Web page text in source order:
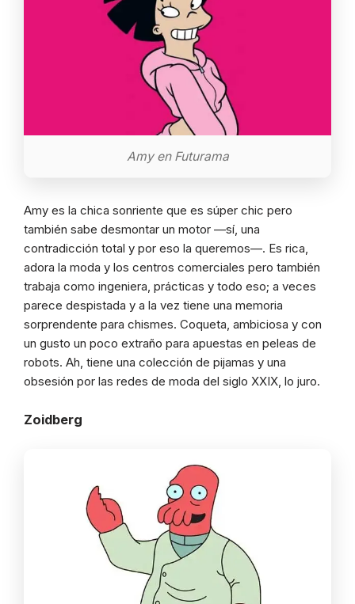
Amy en Futurama
Amy es la chica sonriente que es súper chic pero
también sabe desmontar un motor —sí, una
contradicción total y por eso la queremos—. Es rica,
adora la moda y los centros comerciales pero también
trabaja como ingeniera, prácticas y todo eso; a veces
parece despistada y a la vez tiene una memoria
sorprendente para chismes. Coqueta, ambiciosa y con
un gusto un poco extraño para apuestas en peleas de
robots. Ah, tiene una colección de pijamas y una
obsesión por las redes de moda del siglo XXIX, lo juro.
Zoidberg